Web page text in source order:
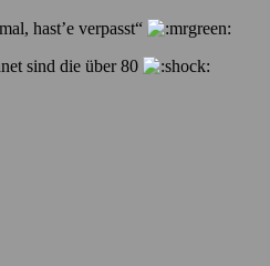
hast’e verpasst“
sind die über 80